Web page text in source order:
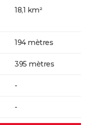
18,1 km²
194 mètres
395 mètres
-
-